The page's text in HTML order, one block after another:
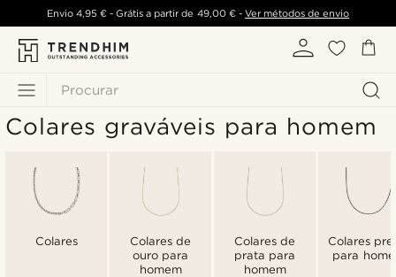
Procurar
Envio 4,95 €- Grátis a partir de 49,00 €- Ver métodos de envio
Colares graváveis para homem
Colares
Colares de
ouro para
homem
Colares de
prata para
homem
Colares
para